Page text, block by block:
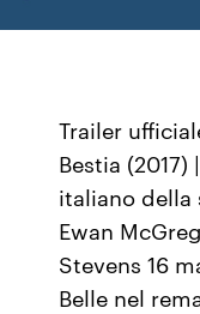
Trailer
Bestia
italiano della
Ewan
Stevens 16
Belle nel